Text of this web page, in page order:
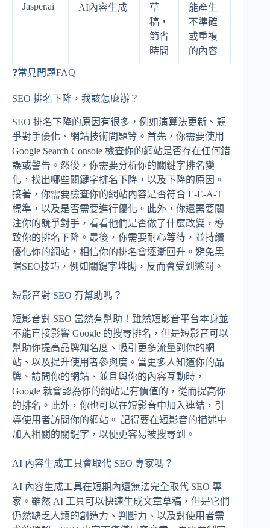
Jasper.ai AI內容生成
草
稿，
節省
時間
能產生
不準確
或重複
的內容
❓常見問題FAQ
SEO 排名下降，我該怎麼辦？
SEO 排名下降的原因有很多，例如演算法更新、競
爭對手優化、網站技術問題等。首先，你需要使用
Google Search Console 檢查你的網站是否存在任何錯
誤或警告。然後，你需要分析你的關鍵字排名變
化，找出哪些關鍵字排名下降，以及下降的原因。
接著，你需要檢查你的網站內容是否符合 E-E-A-T
標準，以及是否需要進行優化。此外，你還需要關
注你的競爭對手，看看他們是否做了什麼改變，導
致你的排名下降。最後，你需要耐心等待，並持續
優化你的網站，相信你的排名會逐漸回升。避免黑
帽SEO技巧，例如關鍵字堆砌，反而會受到懲罰。
短影音對 SEO 有幫助嗎？
短影音對 SEO 當然有幫助！雖然短影音平台本身並
不能直接影響 Google 的搜尋排名，但是短影音可以
幫助你提高品牌知名度、吸引更多流量到你的網
站、以及提升使用者參與度。當更多人知道你的品
牌、訪問你的網站、並且與你的內容互動時，
Google 就會認為你的網站是有價值的，從而提高你
的排名。此外，你也可以在短影音中加入連結，引
導使用者訪問你的網站。 記得要在短影音的描述中
加入相關的關鍵字，以便更容易被搜尋到。
AI 內容生成工具會取代 SEO 專家嗎？
AI 內容生成工具在短期內還無法完全取代 SEO 專
家。雖然 AI 工具可以快速生成文章草稿，但是它們
仍然缺乏人類的創造力、判斷力、以及對使用者需